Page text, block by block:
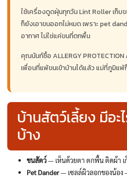
ใช้เครื่องดูดฝุ่นทุกวัน Lint Roller เก็
ก็ยังเอาขนออกไม่หมด เพราะ pet
อากาศ ไม่ใช่แค่ขนที่ตกพื้น
คุณนันท์ซื้อ ALLERGY
เพื่อนที่แพ้ขนเข้าบ้านได้แล้ว แม่ที่ภูมิแพ้
บ้านสัตว์เลี้ยง มีอะ
บ้าง
ขนสัตว์— เห็นด้วยตา ตกพื้น ติดผ้า เ
Pet Dander— เซลล์ผิวลอกของน้อง